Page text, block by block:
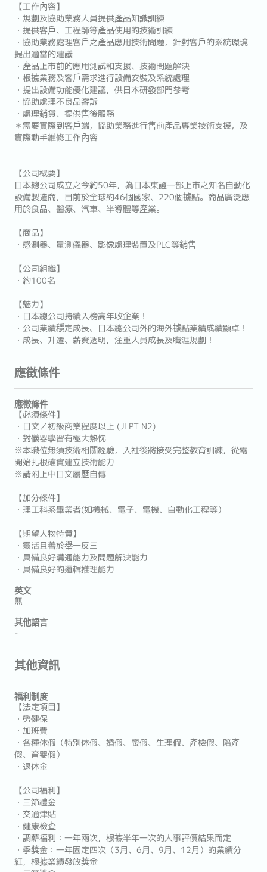
【工作內容】
・規劃及協助業務人員提供產品知識訓練
・提供客戶、工程師等產品使用的技術訓練
・協助業務處理客戶之產品應用技術問題，針對客戶的系統環境
提出適當的建議
・產品上市前的應用測試和支援、技術問題解決
・根據業務及客戶需求進行設備安裝及系統處理
・提出設備功能優化建議，供日本研發部門參考
・協助處理不良品客訴
・處理銷貨、提供售後服務
＊需要實際到客戶端，協助業務進行售前產品專業技術支援，及
實際動手維修工作內容
【公司概要】
日本總公司成立之今約50年，為日本東證一部上市之知名自動化
設備製造商，目前於全球約46個國家、220個據點。商品廣泛應
用於食品、醫療、汽車、半導體等產業。
【商品】
・感測器、量測儀器、影像處理裝置及PLC等銷售
【公司組織】
・約100名
【魅力】
・日本總公司持續入榜高年收企業！
・公司業績穩定成長、日本總公司外的海外據點業績成績顯卓！
・成長、升遷、薪資透明，注重人員成長及職涯規劃！
應徵條件
應徵條件
【必須條件】
・日文／初級商業程度以上 (JLPT N2)
・對儀器學習有極大熱忱
※本職位無須技術相關經驗，入社後將接受完整教育訓練，從零
開始扎根確實建立技術能力
※請附上中日文履歷自傳
【加分條件】
・理工科系畢業者(如機械、電子、電機、自動化工程等）
【期望人物特質】
・靈活且善於舉一反三
・具備良好溝通能力及問題解決能力
・具備良好的邏輯推理能力
英文
無
其他語言
-
其他資訊
福利制度
【法定項目】
・勞健保
・加班費
・各種休假（特別休假、婚假、喪假、生理假、產檢假、陪產
假、育嬰假）
・退休金
【公司福利】
・三節禮金
・交通津貼
・健康檢查
・調薪福利：一年兩次，根據半年一次的人事評價結果而定
・季獎金：一年固定四次（3月、6月、9月、12月）的業績分
紅，根據業績發放獎金